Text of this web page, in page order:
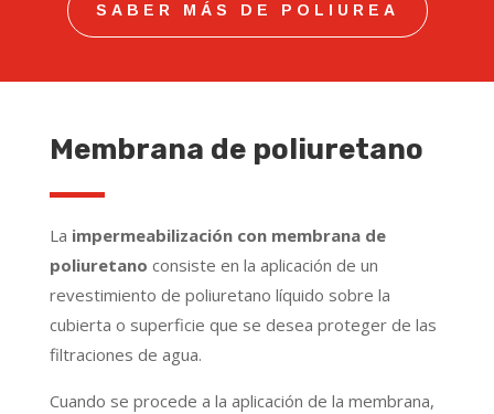
SABER MÁS DE POLIUREA
Membrana de poliuretano
La impermeabilización con membrana de
poliuretano consiste en la aplicación de un
revestimiento de poliuretano líquido sobre la
cubierta o superficie que se desea proteger de las
filtraciones de agua.
Cuando se procede a la aplicación de la membrana,